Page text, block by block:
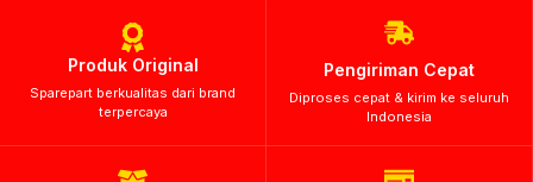
Produk Original
Sparepart berkualitas dari brand
terpercaya
Pengiriman Cepat
Diproses cepat & kirim ke seluruh
Indonesia